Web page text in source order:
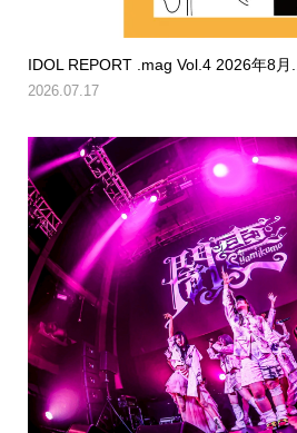
IDOL REPORT .mag Vol.4 2026年8月...
2026.07.17